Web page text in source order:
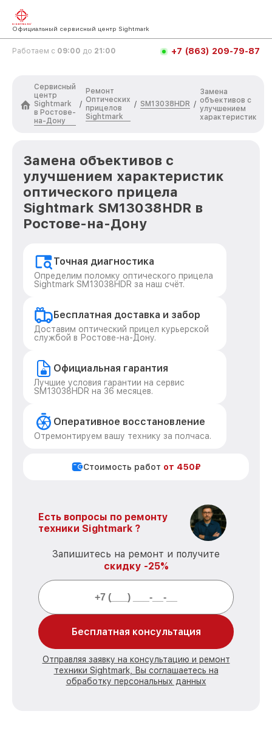
Официальный сервисный центр Sightmark
Работаем с 09:00 до 21:00 +7 (863) 209-79-87
Сервисный
центр
Sightmark
в Ростове-
на-Дону
/
Ремонт
Оптических
прицелов
Sightmark
/ SM13038HDR /
Замена
объективов с
улучшением
характеристик
Замена объективов с
улучшением характеристик
оптического прицела
Sightmark SM13038HDR в
Ростове-на-Дону
Точная диагностика
Определим поломку оптического прицела
Sightmark SM13038HDR за наш счёт.
Бесплатная доставка и забор
Доставим оптический прицел курьерской
службой в Ростове-на-Дону.
Официальная гарантия
Лучшие условия гарантии на сервис
SM13038HDR на 36 месяцев.
Оперативное восстановление
Отремонтируем вашу технику за полчаса.
Стоимость работ от 450₽
Есть вопросы по ремонту
техники Sightmark ?
Запишитесь на ремонт и получите
скидку -25%
Бесплатная консультация
Отправляя заявку на консультацию и ремонт
техники Sightmark, Вы соглашаетесь на
обработку персональных данных